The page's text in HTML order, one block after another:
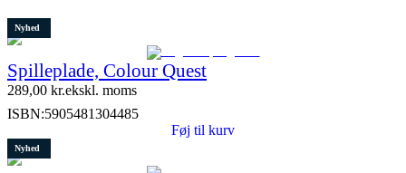
Nyhed
Spilleplade, Colour Quest
289,00 kr.ekskl. moms
ISBN:5905481304485
Føj til kurv
Nyhed